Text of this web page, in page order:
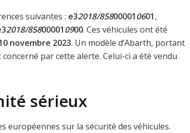
suivantes : e32018/858000010601,
2018/858000010900. Ces véhicules ont été
novembre 2023. Un modèle d’Abarth, portant
par cette alerte. Celui-ci a été vendu
sérieux
européennes sur la sécurité des véhicules.